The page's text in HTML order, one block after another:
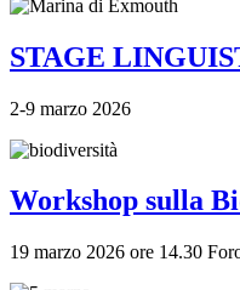
STAGE
2-9 marzo 2026
Workshop sulla
19 marzo 2026 ore 14.30